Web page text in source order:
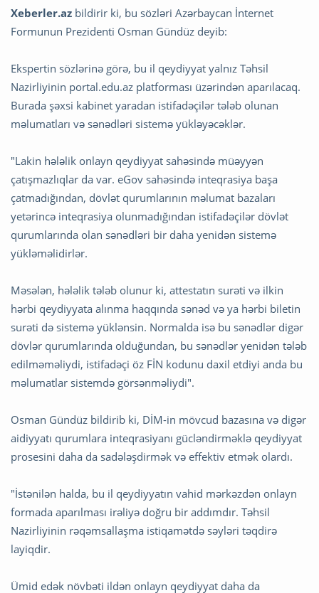
Xeberler.az bildirir ki, bu sözləri Azərbaycan İnternet
Formunun Prezidenti Osman Gündüz deyib:
Ekspertin sözlərinə görə, bu il qeydiyyat yalnız Təhsil
Nazirliyinin portal.edu.az platforması üzərindən aparılacaq.
Burada şəxsi kabinet yaradan istifadəçilər tələb olunan
məlumatları və sənədləri sistemə yükləyəcəklər.
"Lakin hələlik onlayn qeydiyyat sahəsində müəyyən
çatışmazlıqlar da var. eGov sahəsində inteqrasiya başa
çatmadığından, dövlət qurumlarının məlumat bazaları
yetərincə inteqrasiya olunmadığından istifadəçilər dövlət
qurumlarında olan sənədləri bir daha yenidən sistemə
yükləməlidirlər.
Məsələn, hələlik tələb olunur ki, attestatın surəti və ilkin
hərbi qeydiyyata alınma haqqında sənəd və ya hərbi biletin
surəti də sistemə yüklənsin. Normalda isə bu sənədlər digər
dövlər qurumlarında olduğundan, bu sənədlər yenidən tələb
edilməməliydi, istifadəçi öz FİN kodunu daxil etdiyi anda bu
məlumatlar sistemdə görsənməliydi".
Osman Gündüz bildirib ki, DİM-in mövcud bazasına və digər
aidiyyatı qurumlara inteqrasiyanı gücləndirməklə qeydiyyat
prosesini daha da sadələşdirmək və effektiv etmək olardı.
"İstənilən halda, bu il qeydiyyatın vahid mərkəzdən onlayn
formada aparılması irəliyə doğru bir addımdır. Təhsil
Nazirliyinin rəqəmsallaşma istiqamətdə səyləri təqdirə
layiqdir.
Ümid edək növbəti ildən onlayn qeydiyyat daha da